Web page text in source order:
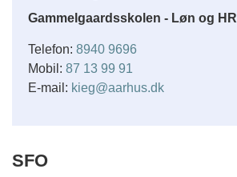
Gammelgaardsskolen - Løn og HR
Telefon: 8940 9696
Mobil: 87 13 99 91
E-mail: kieg@aarhus.dk
SFO